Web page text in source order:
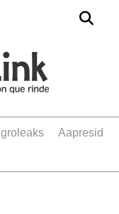
Agroleaks
aapresid